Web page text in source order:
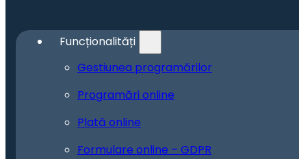
Funcționalități
Gestiunea programărilor
Programări online
Plată online
Formulare online – GDPR